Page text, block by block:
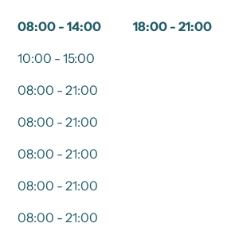
08:00 - 14:00
18:00 - 21:00
10:00 - 15:00
08:00 - 21:00
08:00 - 21:00
08:00 - 21:00
08:00 - 21:00
08:00 - 21:00